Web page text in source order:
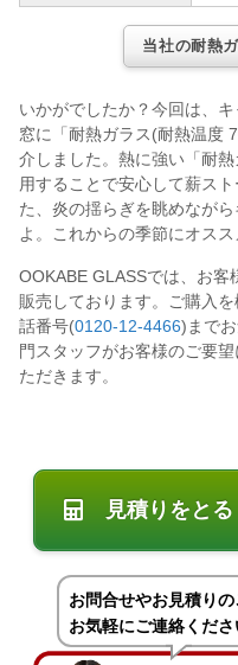
当社の耐熱
いかがでしたか？今回は、
窓に「耐熱ガラス(耐熱温度
介しました。熱に強い「耐
用することで安心して薪ス
た、炎の揺らぎを眺めなが
よ。これからの季節にオスス
OOKABE GLASSでは、お客
販売しております。ご購入
話番号(0120-12-4466)まで
門スタッフがお客様のご要
ただきます。
見積りをとる
お問合せやお見積り
お気軽にご連絡くださ